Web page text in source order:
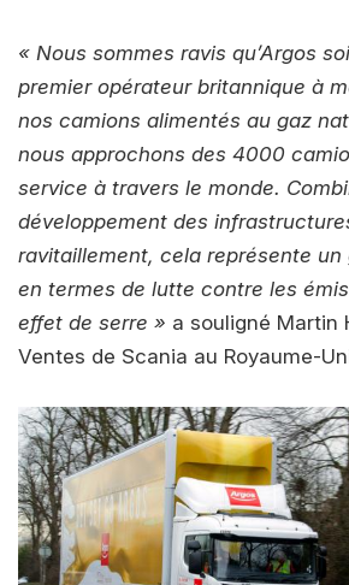
« Nous sommes ravis qu’Argos
premier opérateur britannique à
nos camions alimentés au gaz
nous approchons des 4000
service à travers le monde.
développement des
ravitaillement, cela représente un
en termes de lutte contre les
effet de serre » a souligné Martin
Ventes de Scania au Royaume-